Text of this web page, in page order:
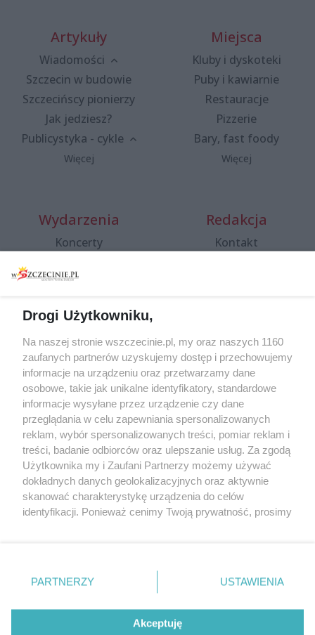
Artykuły
Wiadomości
Szczecin w budowie
Szczecińscy pionierzy
Jak jedziesz?
Publicystyka - cykle
Więcej
Miejsca
Kluby i dyskoteki
Puby i kawiarnie
Restauracje
Pizzerie
Bary, fast foody
Więcej
Wydarzenia
Koncerty
Spacery i oprowadzania
targi
Wernisaże
Więcej
Redakcja
Kontakt
Specjalny koncert z okazji
20. urodzin portalu
wSzczecinie.pl
Regulamin konkursów
śniadaniówka "Hej
Szczecin! Jest piątek!"
Partnerzy
Praca Szczecin
© 2026 wSzczecinie.pl
Created by GOD
Drogi Użytkowniku,
Na naszej stronie wszczecinie.pl, my oraz naszych 1160
zaufanych partnerów uzyskujemy dostęp i przechowujemy
informacje na urządzeniu oraz przetwarzamy dane
osobowe, takie jak unikalne identyfikatory, standardowe
informacje wysyłane przez urządzenie czy dane
przeglądania w celu zapewniania spersonalizowanych
reklam, wybór spersonalizowanych treści, pomiar reklam i
treści, badanie odbiorców oraz ulepszanie usług. Za zgodą
Użytkownika my i Zaufani Partnerzy możemy używać
dokładnych danych geolokalizacyjnych oraz aktywnie
skanować charakterystykę urządzenia do celów
identyfikacji. Ponieważ cenimy Twoją prywatność, prosimy
prywatności znajdujący się w lewym dolnym rogu strony
. Niektóre rodzaje przetwarzania danych nie wymagają
takiemu przetwarzaniu. Preferencje będą miały
PARTNERZY USTAWIENIA
Akceptuję